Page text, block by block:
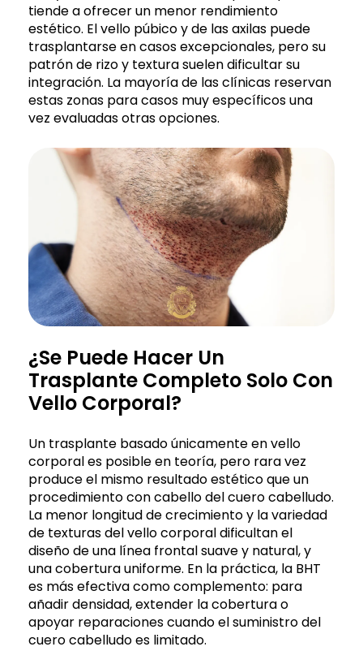
tiende a ofrecer un menor rendimiento
estético. El vello púbico y de las axilas puede
trasplantarse en casos excepcionales, pero su
patrón de rizo y textura suelen dificultar su
integración. La mayoría de las clínicas reservan
estas zonas para casos muy específicos una
vez evaluadas otras opciones.
¿Se Puede Hacer Un
Trasplante Completo Solo Con
Vello Corporal?
Un trasplante basado únicamente en vello
corporal es posible en teoría, pero rara vez
produce el mismo resultado estético que un
procedimiento con cabello del cuero cabelludo.
La menor longitud de crecimiento y la variedad
de texturas del vello corporal dificultan el
diseño de una línea frontal suave y natural, y
una cobertura uniforme. En la práctica, la BHT
es más efectiva como complemento: para
añadir densidad, extender la cobertura o
apoyar reparaciones cuando el suministro del
cuero cabelludo es limitado.